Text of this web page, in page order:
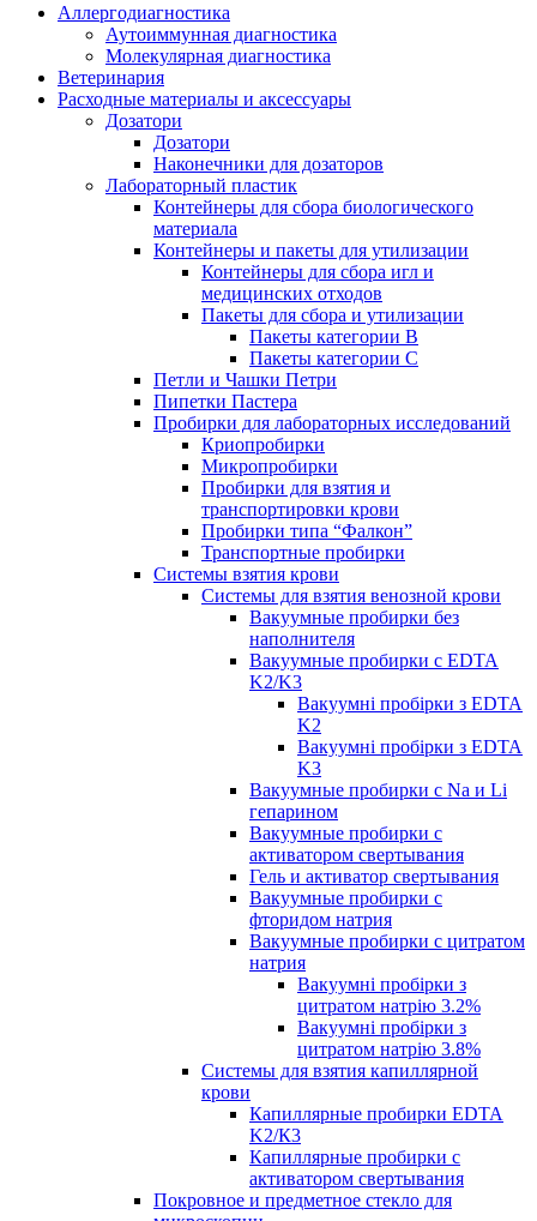
Аллергодиагностика
Аутоиммунная диагностика
Молекулярная диагностика
Ветеринария
Расходные материалы и аксессуары
Дозатори
Дозатори
Наконечники для дозаторов
Лабораторный пластик
Контейнеры для сбора биологического
материала
Контейнеры и пакеты для утилизации
Контейнеры для сбора игл и
медицинских отходов
Пакеты для сбора и утилизации
Пакеты категории B
Пакеты категории C
Петли и Чашки Петри
Пипетки Пастера
Пробирки для лабораторных исследований
Криопробирки
Микропробирки
Пробирки для взятия и
транспортировки крови
Пробирки типа “Фалкон”
Транспортные пробирки
Системы взятия крови
Системы для взятия венозной крови
Вакуумные пробирки без
наполнителя
Вакуумные пробирки с EDTA
K2/K3
Вакуумні пробірки з EDTA
K2
Вакуумні пробірки з EDTA
K3
Вакуумные пробирки с Na и Li
гепарином
Вакуумные пробирки с
активатором свертывания
Гель и активатор свертывания
Вакуумные пробирки с
фторидом натрия
Вакуумные пробирки с цитратом
натрия
Вакуумні пробірки з
цитратом натрію 3.2%
Вакуумні пробірки з
цитратом натрію 3.8%
Системы для взятия капиллярной
крови
Капиллярные пробирки EDTA
K2/К3
Капиллярные пробирки с
активатором свертывания
Покровное и предметное стекло для